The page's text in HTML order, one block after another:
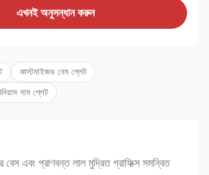
এখনই অনুসন্ধান করুন
কাস্টমাইজড নেম প্লেট
নাম প্লেট
বেস এবং প্রাণবন্ত লাল মুদ্রিত গ্রাফিক্স সমন্বিত